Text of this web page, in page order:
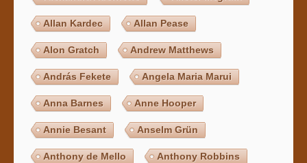
Allan Kardec Allan Pease
Alon Gratch Andrew Matthews
András Fekete Angela Maria Marui
Anna Barnes Anne Hooper
Annie Besant Anselm Grün
Anthony de Mello Anthony Robbins